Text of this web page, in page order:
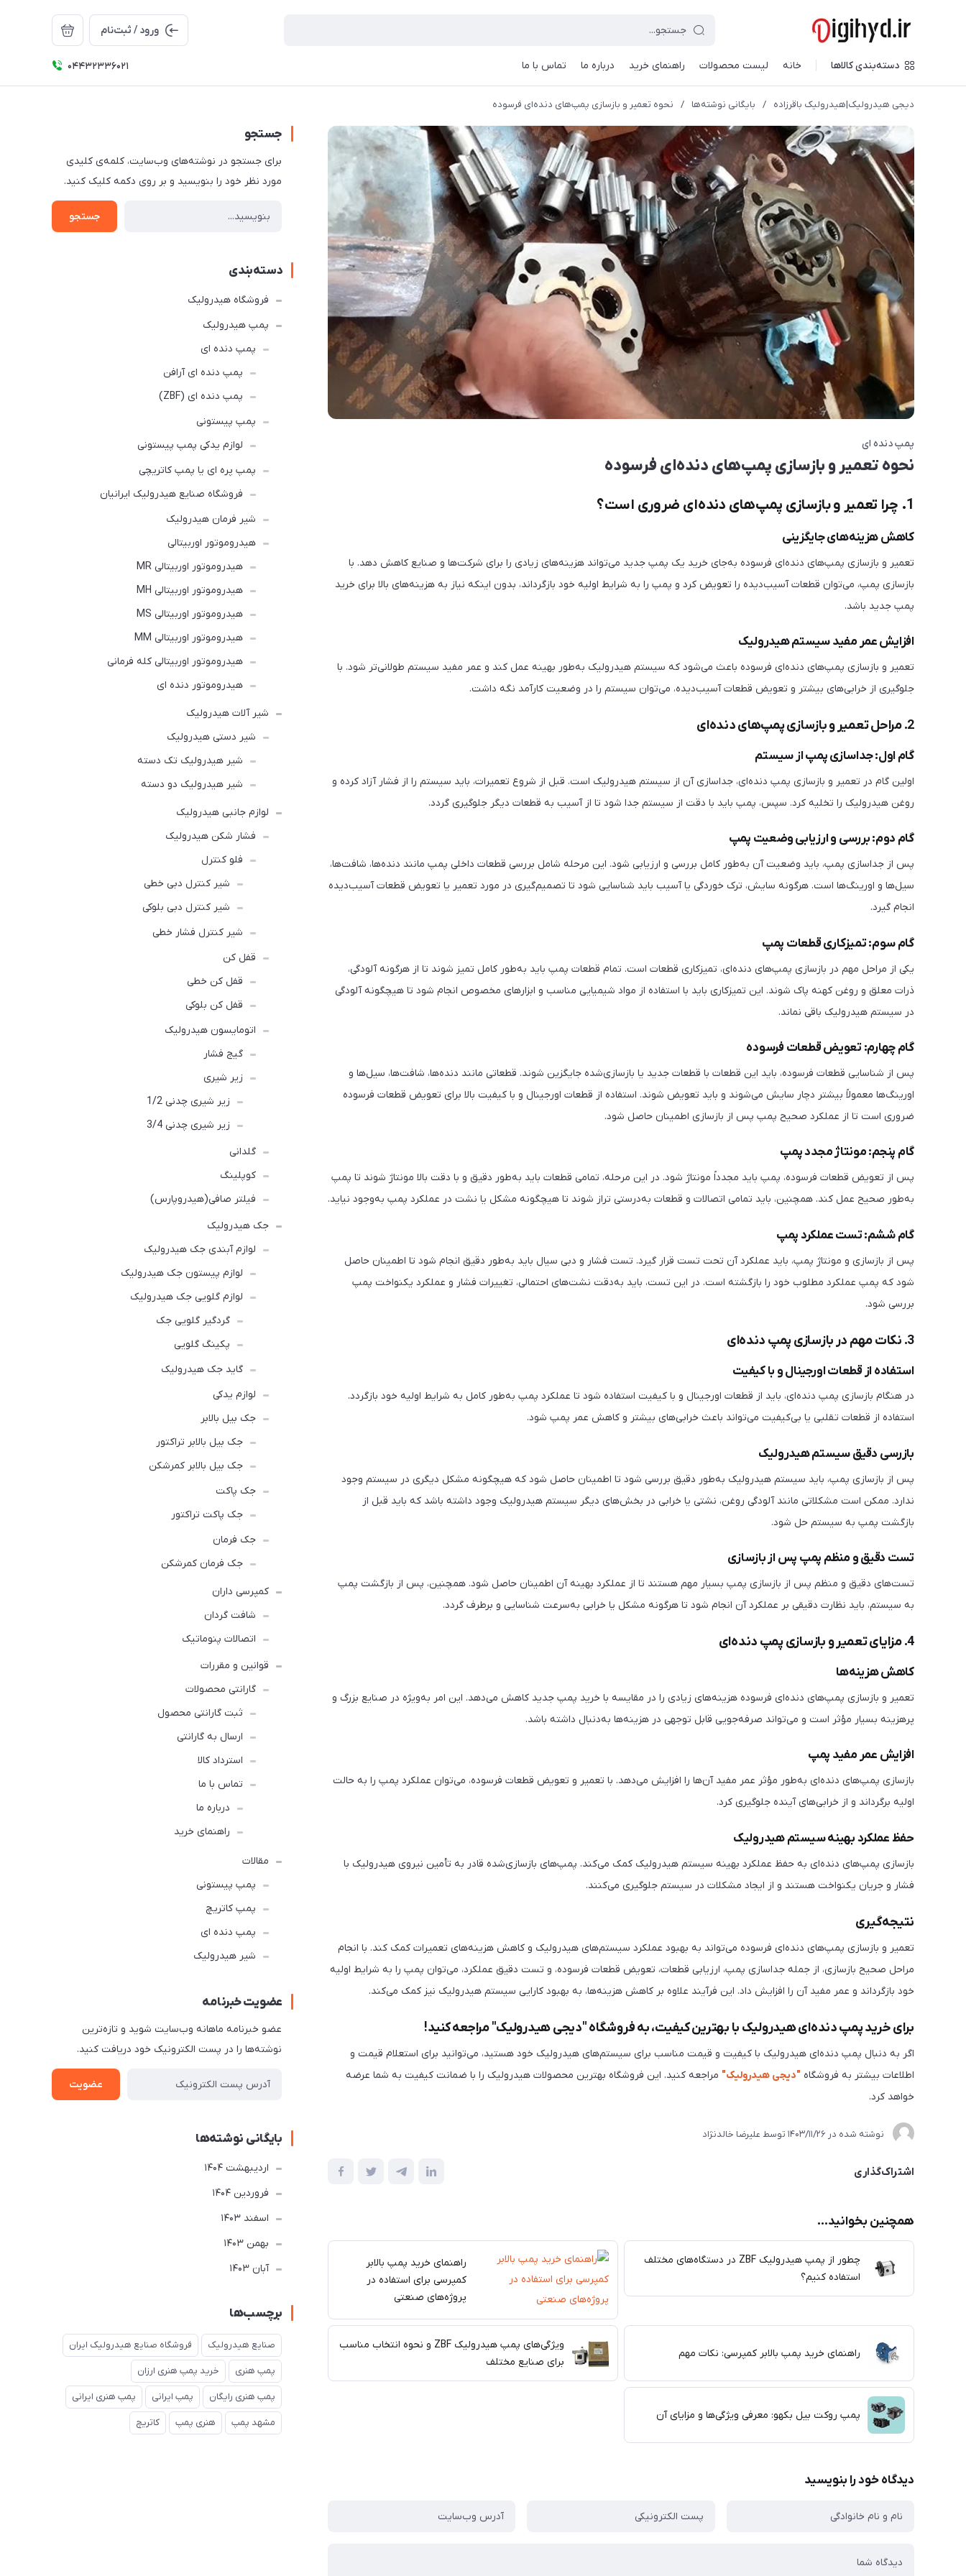
ورود / ثبت‌نام
دسته‌بندی کالاها خانه لیست محصولات راهنمای خرید درباره ما تماس با ما 04432336021
دیجی هیدرولیک|هیدرولیک باقرزاده / بایگانی نوشته‌ها / نحوه تعمیر و بازسازی پمپ‌های دنده‌ای فرسوده
پمپ دنده ای
نحوه تعمیر و بازسازی پمپ‌های دنده‌ای فرسوده
1. چرا تعمیر و بازسازی پمپ‌های دنده‌ای ضروری است؟
کاهش هزینه‌های جایگزینی
تعمیر و بازسازی پمپ‌های دنده‌ای فرسوده به‌جای خرید یک پمپ جدید می‌تواند هزینه‌های زیادی را برای شرکت‌ها و صنایع کاهش دهد. با
بازسازی پمپ، می‌توان قطعات آسیب‌دیده را تعویض کرد و پمپ را به شرایط اولیه خود بازگرداند، بدون اینکه نیاز به هزینه‌های بالا برای خرید
پمپ جدید باشد.
افزایش عمر مفید سیستم هیدرولیک
تعمیر و بازسازی پمپ‌های دنده‌ای فرسوده باعث می‌شود که سیستم هیدرولیک به‌طور بهینه عمل کند و عمر مفید سیستم طولانی‌تر شود. با
جلوگیری از خرابی‌های بیشتر و تعویض قطعات آسیب‌دیده، می‌توان سیستم را در وضعیت کارآمد نگه داشت.
2. مراحل تعمیر و بازسازی پمپ‌های دنده‌ای
گام اول: جداسازی پمپ از سیستم
اولین گام در تعمیر و بازسازی پمپ دنده‌ای، جداسازی آن از سیستم هیدرولیک است. قبل از شروع تعمیرات، باید سیستم را از فشار آزاد کرده و
روغن هیدرولیک را تخلیه کرد. سپس، پمپ باید با دقت از سیستم جدا شود تا از آسیب به قطعات دیگر جلوگیری گردد.
گام دوم: بررسی و ارزیابی وضعیت پمپ
پس از جداسازی پمپ، باید وضعیت آن به‌طور کامل بررسی و ارزیابی شود. این مرحله شامل بررسی قطعات داخلی پمپ مانند دنده‌ها، شافت‌ها،
سیل‌ها و اورینگ‌ها است. هرگونه سایش، ترک خوردگی یا آسیب باید شناسایی شود تا تصمیم‌گیری در مورد تعمیر یا تعویض قطعات آسیب‌دیده
انجام گیرد.
گام سوم: تمیزکاری قطعات پمپ
یکی از مراحل مهم در بازسازی پمپ‌های دنده‌ای، تمیزکاری قطعات است. تمام قطعات پمپ باید به‌طور کامل تمیز شوند تا از هرگونه آلودگی،
ذرات معلق و روغن کهنه پاک شوند. این تمیزکاری باید با استفاده از مواد شیمیایی مناسب و ابزارهای مخصوص انجام شود تا هیچگونه آلودگی
در سیستم هیدرولیک باقی نماند.
گام چهارم: تعویض قطعات فرسوده
پس از شناسایی قطعات فرسوده، باید این قطعات با قطعات جدید یا بازسازی‌شده جایگزین شوند. قطعاتی مانند دنده‌ها، شافت‌ها، سیل‌ها و
اورینگ‌ها معمولاً بیشتر دچار سایش می‌شوند و باید تعویض شوند. استفاده از قطعات اورجینال و با کیفیت بالا برای تعویض قطعات فرسوده
ضروری است تا از عملکرد صحیح پمپ پس از بازسازی اطمینان حاصل شود.
گام پنجم: مونتاژ مجدد پمپ
پس از تعویض قطعات فرسوده، پمپ باید مجدداً مونتاژ شود. در این مرحله، تمامی قطعات باید به‌طور دقیق و با دقت بالا مونتاژ شوند تا پمپ
به‌طور صحیح عمل کند. همچنین، باید تمامی اتصالات و قطعات به‌درستی تراز شوند تا هیچگونه مشکل یا نشت در عملکرد پمپ به‌وجود نیاید.
گام ششم: تست عملکرد پمپ
پس از بازسازی و مونتاژ پمپ، باید عملکرد آن تحت تست قرار گیرد. تست فشار و دبی سیال باید به‌طور دقیق انجام شود تا اطمینان حاصل
شود که پمپ عملکرد مطلوب خود را بازگشته است. در این تست، باید به‌دقت نشت‌های احتمالی، تغییرات فشار و عملکرد یکنواخت پمپ
بررسی شود.
3. نکات مهم در بازسازی پمپ دنده‌ای
استفاده از قطعات اورجینال و با کیفیت
در هنگام بازسازی پمپ دنده‌ای، باید از قطعات اورجینال و با کیفیت استفاده شود تا عملکرد پمپ به‌طور کامل به شرایط اولیه خود بازگردد.
استفاده از قطعات تقلبی یا بی‌کیفیت می‌تواند باعث خرابی‌های بیشتر و کاهش عمر پمپ شود.
بازرسی دقیق سیستم هیدرولیک
پس از بازسازی پمپ، باید سیستم هیدرولیک به‌طور دقیق بررسی شود تا اطمینان حاصل شود که هیچگونه مشکل دیگری در سیستم وجود
ندارد. ممکن است مشکلاتی مانند آلودگی روغن، نشتی یا خرابی در بخش‌های دیگر سیستم هیدرولیک وجود داشته باشد که باید قبل از
بازگشت پمپ به سیستم حل شود.
تست دقیق و منظم پمپ پس از بازسازی
تست‌های دقیق و منظم پس از بازسازی پمپ بسیار مهم هستند تا از عملکرد بهینه آن اطمینان حاصل شود. همچنین، پس از بازگشت پمپ
به سیستم، باید نظارت دقیقی بر عملکرد آن انجام شود تا هرگونه مشکل یا خرابی به‌سرعت شناسایی و برطرف گردد.
4. مزایای تعمیر و بازسازی پمپ دنده‌ای
کاهش هزینه‌ها
تعمیر و بازسازی پمپ‌های دنده‌ای فرسوده هزینه‌های زیادی را در مقایسه با خرید پمپ جدید کاهش می‌دهد. این امر به‌ویژه در صنایع بزرگ و
پرهزینه بسیار مؤثر است و می‌تواند صرفه‌جویی قابل توجهی در هزینه‌ها به‌دنبال داشته باشد.
افزایش عمر مفید پمپ
بازسازی پمپ‌های دنده‌ای به‌طور مؤثر عمر مفید آن‌ها را افزایش می‌دهد. با تعمیر و تعویض قطعات فرسوده، می‌توان عملکرد پمپ را به حالت
اولیه برگرداند و از خرابی‌های آینده جلوگیری کرد.
حفظ عملکرد بهینه سیستم هیدرولیک
بازسازی پمپ‌های دنده‌ای به حفظ عملکرد بهینه سیستم هیدرولیک کمک می‌کند. پمپ‌های بازسازی‌شده قادر به تأمین نیروی هیدرولیک با
فشار و جریان یکنواخت هستند و از ایجاد مشکلات در سیستم جلوگیری می‌کنند.
نتیجه‌گیری
تعمیر و بازسازی پمپ‌های دنده‌ای فرسوده می‌تواند به بهبود عملکرد سیستم‌های هیدرولیک و کاهش هزینه‌های تعمیرات کمک کند. با انجام
مراحل صحیح بازسازی، از جمله جداسازی پمپ، ارزیابی قطعات، تعویض قطعات فرسوده، و تست دقیق عملکرد، می‌توان پمپ را به شرایط اولیه
خود بازگرداند و عمر مفید آن را افزایش داد. این فرآیند علاوه بر کاهش هزینه‌ها، به بهبود کارایی سیستم هیدرولیک نیز کمک می‌کند.
برای خرید پمپ دنده‌ای هیدرولیک با بهترین کیفیت، به فروشگاه "دیجی هیدرولیک" مراجعه کنید!
اگر به دنبال پمپ دنده‌ای هیدرولیک با کیفیت و قیمت مناسب برای سیستم‌های هیدرولیک خود هستید، می‌توانید برای استعلام قیمت و
اطلاعات بیشتر به فروشگاه "دیجی هیدرولیک" مراجعه کنید. این فروشگاه بهترین محصولات هیدرولیک را با ضمانت کیفیت به شما عرضه
خواهد کرد.
نوشته شده در 1403/11/26 توسط علیرضا خالدنژاد
اشتراک‌گذاری
همچنین بخوانید...
چطور از پمپ هیدرولیک ZBF در دستگاه‌های مختلف
استفاده کنیم؟
راهنمای خرید پمپ بالابر
کمپرسی برای استفاده در
پروژه‌های صنعتی
راهنمای خرید پمپ بالابر کمپرسی: نکات مهم
ویژگی‌های پمپ هیدرولیک ZBF و نحوه انتخاب مناسب
برای صنایع مختلف
پمپ روکت بیل بکهو: معرفی ویژگی‌ها و مزایای آن
دیدگاه خود را بنویسید
جستجو
برای جستجو در نوشته‌های وب‌سایت، کلمه‌ی کلیدی
مورد نظر خود را بنویسید و بر روی دکمه کلیک کنید.
جستجو
دسته‌بندی
فروشگاه هیدرولیک
پمپ هیدرولیک
پمپ دنده ای
پمپ دنده ای آرافن
پمپ دنده ای (ZBF)
پمپ پیستونی
لوازم یدکی پمپ پیستونی
پمپ پره ای یا پمپ کاتریچی
فروشگاه صنایع هیدرولیک ایرانیان
شیر فرمان هیدرولیک
هیدروموتور اوربیتالی
هیدروموتور اوربیتالی MR
هیدروموتور اوربیتالی MH
هیدروموتور اوربیتالی MS
هیدروموتور اوربیتالی MM
هیدروموتور اوربیتالی کله فرمانی
هیدروموتور دنده ای
شیر آلات هیدرولیک
شیر دستی هیدرولیک
شیر هیدرولیک تک دسته
شیر هیدرولیک دو دسته
لوازم جانبی هیدرولیک
فشار شکن هیدرولیک
فلو کنترل
شیر کنترل دبی خطی
شیر کنترل دبی بلوکی
شیر کنترل فشار خطی
قفل کن
قفل کن خطی
قفل کن بلوکی
اتومایسون هیدرولیک
گیج فشار
زیر شیری
زیر شیری چدنی 1/2
زیر شیری چدنی 3/4
گلدانی
کوپلینگ
فیلتر صافی(هیدروپارس)
جک هیدرولیک
لوازم آبندی جک هیدرولیک
لوازم پیستون جک هیدرولیک
لوازم گلویی جک هیدرولیک
گردگیر گلویی جک
پکینگ گلویی
گاید جک هیدرولیک
لوازم یدکی
جک بیل بالابر
جک بیل بالابر تراکتور
جک بیل بالابر کمرشکن
جک پاکت
جک پاکت تراکتور
جک فرمان
جک فرمان کمرشکن
کمپرسی داران
شافت گردان
اتصالات پنوماتیک
قوانین و مقررات
گارانتی محصولات
ثبت گارانتی محصول
ارسال به گارانتی
استرداد کالا
تماس با ما
درباره ما
راهنمای خرید
مقالات
پمپ پیستونی
پمپ کاتریچ
پمپ دنده ای
شیر هیدرولیک
عضویت خبرنامه
عضو خبرنامه ماهانه وب‌سایت شوید و تازه‌ترین
نوشته‌ها را در پست الکترونیک خود دریافت کنید.
عضویت
بایگانی نوشته‌ها
ارديبهشت 1404
فروردین 1404
اسفند 1403
بهمن 1403
آبان 1403
برچسب‌ها
صنایع هیدرولیک فروشگاه صنایع هیدرولیک ایران
پمپ هنری خرید پمپ هنری ارزان
پمپ هنری رایگان پمپ ایرانی پمپ هنری ایرانی
مشهد پمپ هنری پمپ کاتریچ